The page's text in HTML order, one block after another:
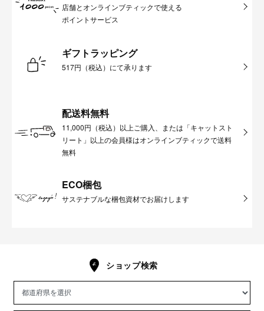
店舗とオンラインブティックで使える
ポイントサービス
ギフトラッピング
517円（税込）にて承ります
配送料無料
11,000円（税込）以上ご購入、または「キャットスト
リート」以上の会員様はオンラインブティックで送料
無料
ECO梱包
サステナブルな梱包資材でお届けします
ショップ検索